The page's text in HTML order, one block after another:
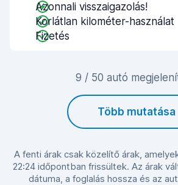
Azonnali visszaigazolás!
Korlátlan kilométer-használat
Fizetés
9 / 50 autó
Több mutatása
A fenti árak csak közelítő árak,
22:24 időpontban frissültek. Az árak
dátuma, a foglalás hossza és az